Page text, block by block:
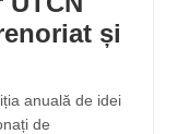
și
anuală de idei
de